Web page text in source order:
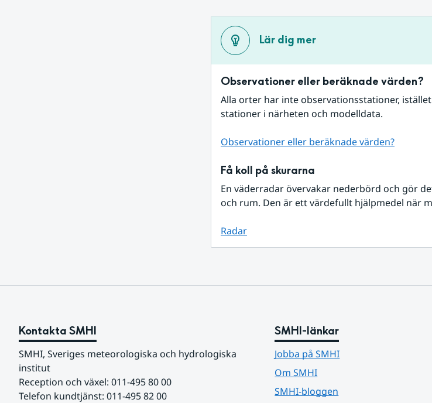
Lär dig mer
Observationer eller beräknade värden?
Alla orter har inte observationsstationer,
stationer i närheten och modelldata.
Observationer eller beräknade värden?
Få koll på skurarna
En väderradar övervakar nederbörd och gör
och rum. Den är ett värdefullt hjälpmedel när
Radar
Kontakta SMHI
SMHI, Sveriges meteorologiska och hydrologiska
institut
Reception och växel: 011-495 80 00
Telefon kundtjänst: 011-495 82 00
SMHI-länkar
Jobba på SMHI
Om SMHI
SMHI-bloggen